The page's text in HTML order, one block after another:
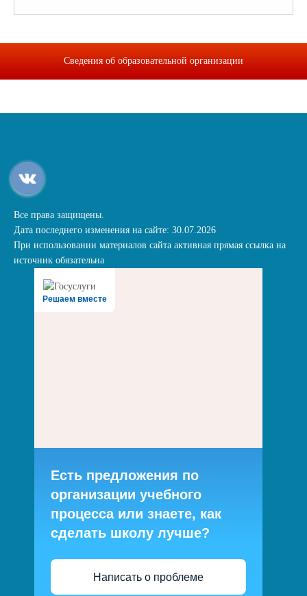
Сведения об образовательной организации
Все права защищены.
Дата последнего изменения на сайте: 30.07.2026
При использовании материалов сайта активная прямая ссылка на
источник обязательна
Решаем вместе
Есть предложения по
организации учебного
процесса или знаете, как
сделать школу лучше?
Написать о проблеме